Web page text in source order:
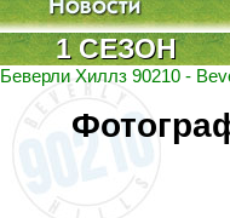
1 СЕЗОН
Беверли Хиллз 90210 -